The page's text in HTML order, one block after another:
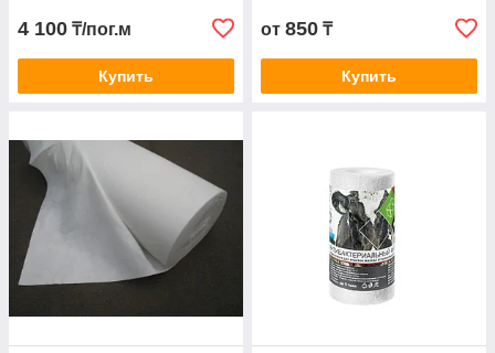
4 100 ₸/пог.м
Купить
от 850 ₸
Купить